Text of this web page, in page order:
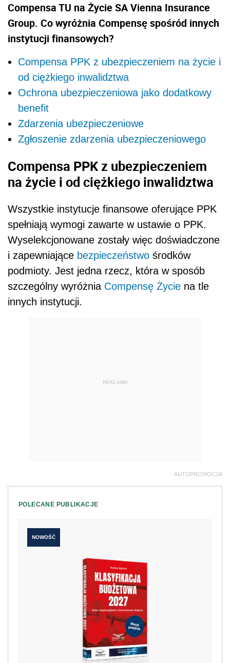
Compensa TU na Życie SA Vienna Insurance
Group. Co wyróżnia Compensę spośród innych
instytucji finansowych?
Compensa PPK z ubezpieczeniem na życie i
od ciężkiego inwalidztwa
Ochrona ubezpieczeniowa jako dodatkowy
benefit
Zdarzenia ubezpieczeniowe
Zgłoszenie zdarzenia ubezpieczeniowego
Compensa PPK z ubezpieczeniem
na życie i od ciężkiego inwalidztwa
Wszystkie instytucje finansowe oferujące PPK
spełniają wymogi zawarte w ustawie o PPK.
Wyselekcjonowane zostały więc doświadczone
i zapewniające bezpieczeństwo środków
podmioty. Jest jedna rzecz, która w sposób
szczególny wyróżnia Compensę Życie na tle
innych instytucji.
REKLAMA
AUTOPROMOCJA
POLECANE PUBLIKACJE
NOWOŚĆ